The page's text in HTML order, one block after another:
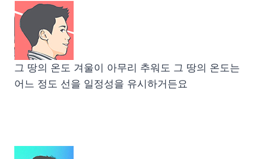
그 땅의 온도 겨울이 아무리 추워도 그 땅의 온도는
어느 정도 선을 일정성을 유시하거든요